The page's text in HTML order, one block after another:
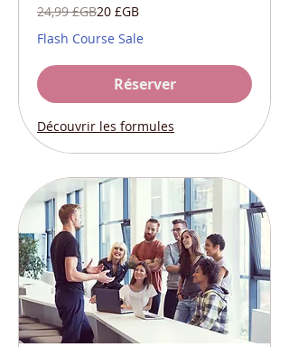
24,99
livres
24,99 £GB20 £GB
Flash Course Sale
Réserver
Découvrir les formules